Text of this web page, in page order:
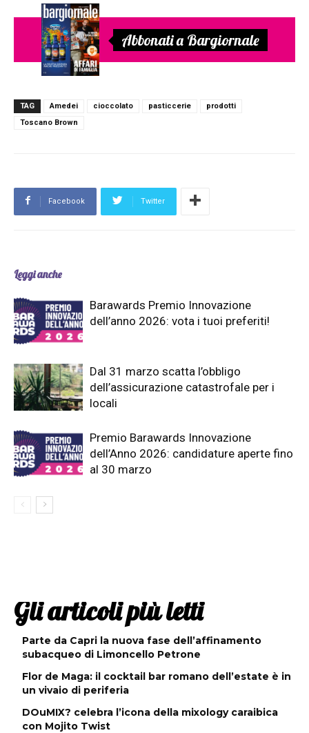
Abbonati a Bargiornale
TAG Amedei cioccolato pasticcerie
prodotti
Toscano Brown
Facebook Twitter
Leggi anche
Barawards Premio Innovazione
dell’anno 2026: vota i tuoi preferiti!
Dal 31 marzo scatta l’obbligo
dell’assicurazione catastrofale per i
locali
Premio Barawards Innovazione
dell’Anno 2026: candidature aperte fino
al 30 marzo
Gli articoli più letti
Parte da Capri la nuova fase dell’affinamento
subacqueo di Limoncello Petrone
Flor de Maga: il cocktail bar romano dell’estate è in
un vivaio di periferia
DOuMIX? celebra l’icona della mixology caraibica
con Mojito Twist